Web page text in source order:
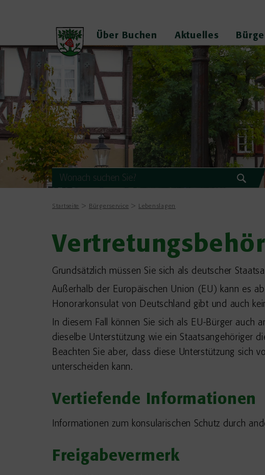
Über Buchen Aktuelles
Startseite Bürgerservice Lebenslagen
Grundsätzlich müssen Sie sich als deutscher
Außerhalb der Europäischen Union (EU) kann es
Honorarkonsulat von Deutschland gibt und auch
In diesem Fall können Sie sich als EU-Bürger
dieselbe Unterstützung wie ein Staatsangehöriger
Beachten Sie aber, dass diese Unterstützung sich
unterscheiden kann.
Vertiefende Informationen
Informationen zum konsularischen Schutz durch
Freigabevermerk